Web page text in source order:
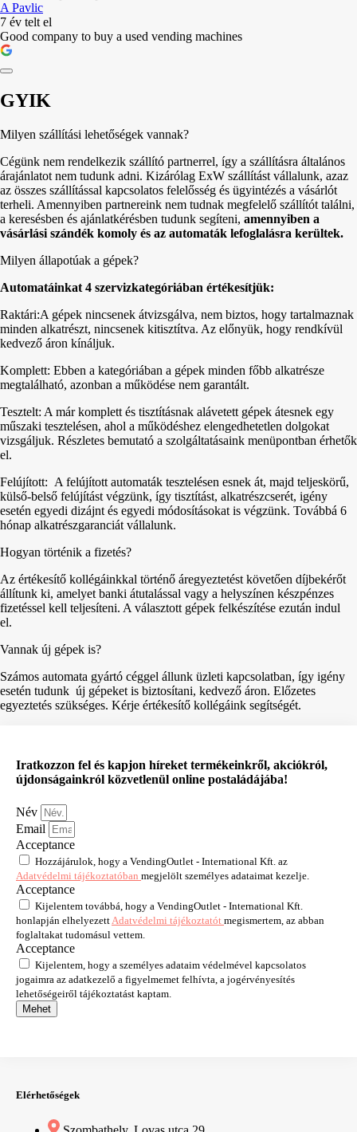
A Pavlic
7 év telt el
Good company to buy a used vending machines
GYIK
Milyen szállítási lehetőségek vannak?
Cégünk nem rendelkezik szállító partnerrel, így a szállításra általános
árajánlatot nem tudunk adni. Kizárólag ExW szállítást vállalunk, azaz
az összes szállítással kapcsolatos felelősség és ügyintézés a vásárlót
terheli. Amennyiben partnereink nem tudnak megfelelő szállítót találni,
a keresésben és ajánlatkérésben tudunk segíteni, amennyiben a
vásárlási szándék komoly és az automaták lefoglalásra kerültek.
Milyen állapotúak a gépek?
Automatáinkat 4 szervizkategóriában értékesítjük:
Raktári:A gépek nincsenek átvizsgálva, nem biztos, hogy tartalmaznak
minden alkatrészt, nincsenek kitisztítva. Az előnyük, hogy rendkívül
kedvező áron kínáljuk.
Komplett: Ebben a kategóriában a gépek minden főbb alkatrésze
megtalálható, azonban a működése nem garantált.
Tesztelt: A már komplett és tisztításnak alávetett gépek átesnek egy
műszaki tesztelésen, ahol a működéshez elengedhetetlen dolgokat
vizsgáljuk. Részletes bemutató a szolgáltatásaink menüpontban érhetők
el.
Felújított: A felújított automaták tesztelésen esnek át, majd teljeskörű,
külső-belső felújítást végzünk, így tisztítást, alkatrészcserét, igény
esetén egyedi dizájnt és egyedi módosításokat is végzünk. Továbbá 6
hónap alkatrészgaranciát vállalunk.
Hogyan történik a fizetés?
Az értékesítő kollégáinkkal történő áregyeztetést követően díjbekérőt
állítunk ki, amelyet banki átutalással vagy a helyszínen készpénzes
fizetéssel kell teljesíteni. A választott gépek felkészítése ezután indul
el.
Vannak új gépek is?
Számos automata gyártó céggel állunk üzleti kapcsolatban, így igény
esetén tudunk új gépeket is biztosítani, kedvező áron. Előzetes
egyeztetés szükséges. Kérje értékesítő kollégáink segítségét.
Iratkozzon fel és kapjon híreket termékeinkről, akciókról,
újdonságainkról közvetlenül online postaládájába!
Név
Email
Acceptance
Hozzájárulok, hogy a VendingOutlet - International Kft. az
Adatvédelmi tájékoztatóban megjelölt személyes adataimat kezelje.
Acceptance
Kijelentem továbbá, hogy a VendingOutlet - International Kft.
honlapján elhelyezett Adatvédelmi tájékoztatót megismertem, az abban
foglaltakat tudomásul vettem.
Acceptance
Kijelentem, hogy a személyes adataim védelmével kapcsolatos
jogaimra az adatkezelő a figyelmemet felhívta, a jogérvényesítés
lehetőségeiről tájékoztatást kaptam.
Mehet
Elérhetőségek